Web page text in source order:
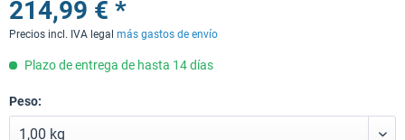
214,99 € *
Precios incl. IVA legal más gastos de envío
Plazo de entrega de hasta 14 días
Peso: